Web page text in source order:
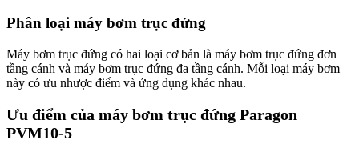
Phân loại máy bơm trục đứng
Máy bơm trục đứng có hai loại cơ bản là máy bơm trục đứng đơn
tầng cánh và máy bơm trục đứng đa tầng cánh. Mỗi loại máy bơm
này có ưu nhược điểm và ứng dụng khác nhau.
Ưu điểm của máy bơm trục đứng Paragon
PVM10-5